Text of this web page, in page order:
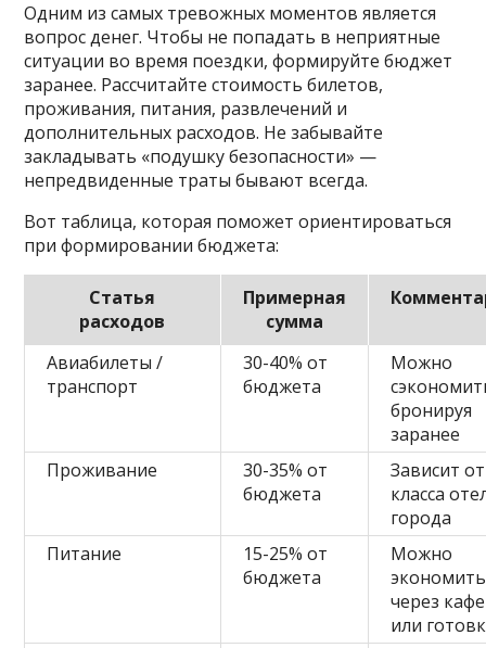
Одним из самых тревожных моментов является
вопрос денег. Чтобы не попадать в неприятные
ситуации во время поездки, формируйте бюджет
заранее. Рассчитайте стоимость билетов,
проживания, питания, развлечений и
дополнительных расходов. Не забывайте
закладывать «подушку безопасности» —
непредвиденные траты бывают всегда.
Вот таблица, которая поможет ориентироваться
при формировании бюджета:
Статья
расходов
Примерная
сумма
Авиабилеты /
транспорт
30-40% от
бюджета
Можно
бронируя
заранее
Проживание
30-35% от
бюджета
Зависит от
класса
города
Питание
15-25% от
бюджета
Можно
экономить
через кафе
или